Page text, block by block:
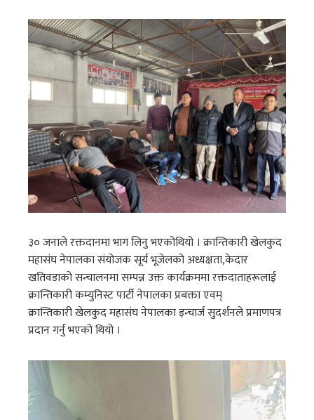
३० जनाले रक्तदानमा भाग लिनु भएकोथियो । क्रान्तिकारी खेलकुद
महासंघ नेपालका संयोजक सूर्य भूजेलको अध्यक्षता,केदार
खतिवडाको सन्चालनमा सम्पन्न उक्त कार्यक्रममा रक्तदाताहरूलाई
क्रान्तिकारी कम्युनिस्ट पार्टी नेपालका प्रबक्ता एवम्
क्रान्तिकारी खेलकुद महासंघ नेपालका इन्चार्ज सुदर्शनले प्रमाणपत्र
प्रदान गर्नु भएको थियो ।